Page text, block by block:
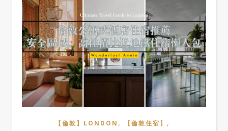
【倫敦】LONDON , 【倫敦住宿】 ,